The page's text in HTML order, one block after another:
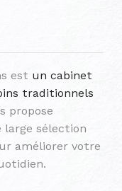
est un cabinet
traditionnels
propose
large sélection
améliorer votre